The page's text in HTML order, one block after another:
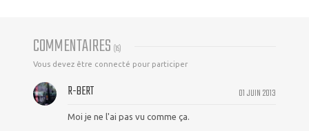
COMMENTAIRES (15)
Vous devez être connecté pour participer
01 JUIN 2013
R-BERT
Moi je ne l'ai pas vu comme ça.